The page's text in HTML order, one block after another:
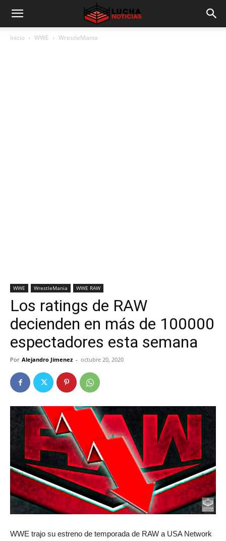
Inicio WWE WrestleMania
WWE WrestleMania WWE RAW
Los ratings de RAW
decienden en más de 100000
espectadores esta semana
Por Alejandro Jimenez - octubre 20, 2020
WWE trajo su estreno de temporada de RAW a USA Network